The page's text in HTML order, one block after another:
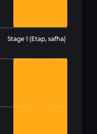
Stage 1 (Etap, safha)